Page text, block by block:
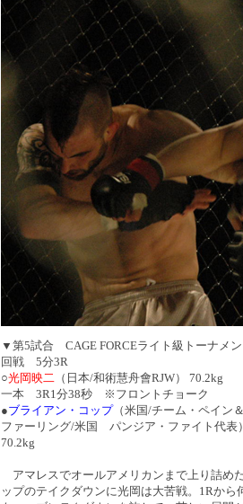
▼第5試合 CAGE FORCEライト級トーナメン
回戦 5分3R
○光岡映二（日本/和術慧舟會RJW） 70.2kg
一本 3R1分38秒 ※フロントチョーク
●ブライアン・コップ（米国/チーム・ペイン
ファーリング/米国 パンジア・ファイト代表）
70.2kg
アマレスでオールアメリカンまで上り詰め
ップのテイクダウンに光岡は大苦戦。1Rから